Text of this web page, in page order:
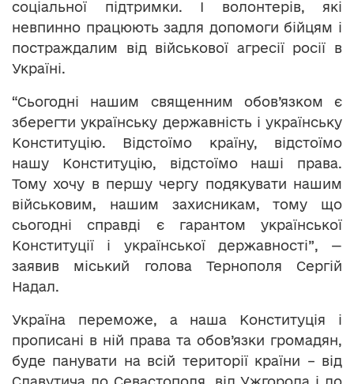
соціальної підтримки. І волонтерів, які
невпинно працюють задля допомоги бійцям і
постраждалим від військової агресії росії в
Україні.
“Сьогодні нашим священним обов’язком є
зберегти українську державність і українську
Конституцію. Відстоїмо країну, відстоїмо
нашу Конституцію, відстоїмо наші права.
Тому хочу в першу чергу подякувати нашим
військовим, нашим захисникам, тому що
сьогодні справді є гарантом української
Конституції і української державності”, —
заявив міський голова Тернополя Сергій
Надал.
Україна переможе, а наша Конституція і
прописані в ній права та обов’язки громадян,
буде панувати на всій території країни – від